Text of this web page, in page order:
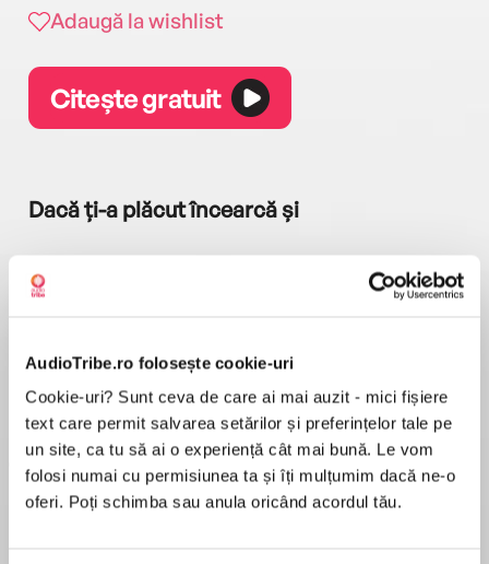
AudioTribe.ro folosește cookie-uri
Cookie-uri? Sunt ceva de care ai mai auzit - mici fișiere
text care permit salvarea setărilor și preferințelor tale pe
un site, ca tu să ai o experiență cât mai bună. Le vom
folosi numai cu permisiunea ta și îți mulțumim dacă ne-o
oferi. Poți schimba sau anula oricând acordul tău.
Adaugă la wishlist
Citește gratuit
Dacă ți-a plăcut încearcă și
Pădurea norvegiană
Haruki Murakami
Hamnet
Maggie O'Farrell
Menajera
Freida McFadden